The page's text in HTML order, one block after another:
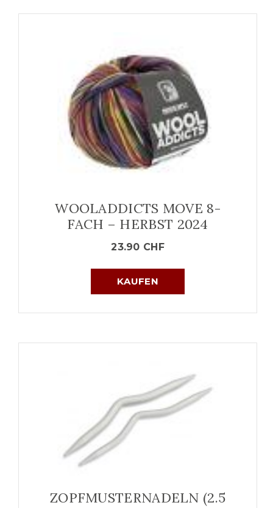
WOOLADDICTS MOVE 8-
FACH – HERBST 2024
23.90 CHF
KAUFEN
ZOPFMUSTERNADELN (2.5